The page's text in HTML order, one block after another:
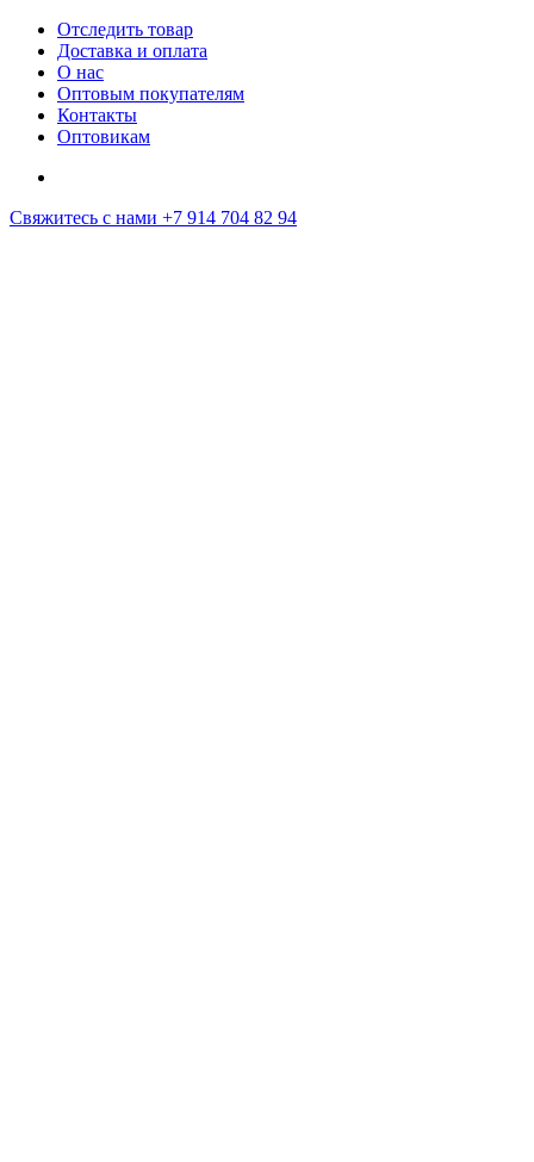
Отследить товар
Доставка и оплата
О нас
Оптовым покупателям
Контакты
Оптовикам
Свяжитесь с нами +7 914 704 82 94